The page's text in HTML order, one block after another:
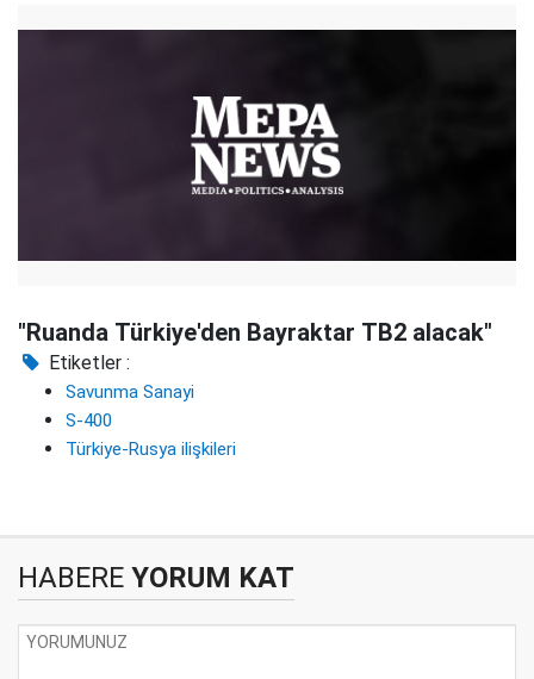
"Ruanda Türkiye'den Bayraktar TB2 alacak"
Etiketler :
Savunma Sanayi
S-400
Türkiye-Rusya ilişkileri
HABERE YORUM KAT